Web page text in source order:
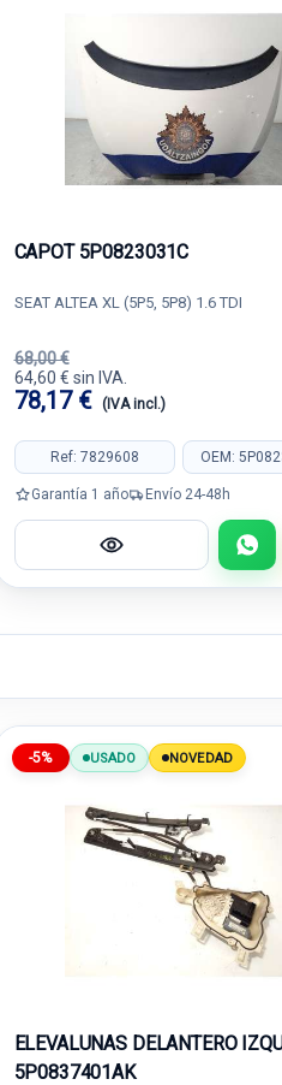
CAPOT 5P0823031C
SEAT ALTEA XL (5P5, 5P8) 1.6 TDI
68,00 €
64,60 € sin IVA.
78,17 € (IVA incl.)
Ref: 7829608 OEM:
Garantía 1 año Envío 24-48h
-5% USADO NOVEDAD
ELEVALUNAS DELANTERO
5P0837401AK